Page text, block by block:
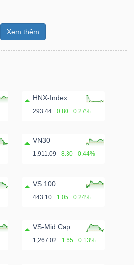
Xem thêm
HNX-Index
293.44 0.80 0.27%
VN30
1,911.09 8.30 0.44%
VS 100
443.10 1.05 0.24%
VS-Mid Cap
1,267.02 1.65 0.13%